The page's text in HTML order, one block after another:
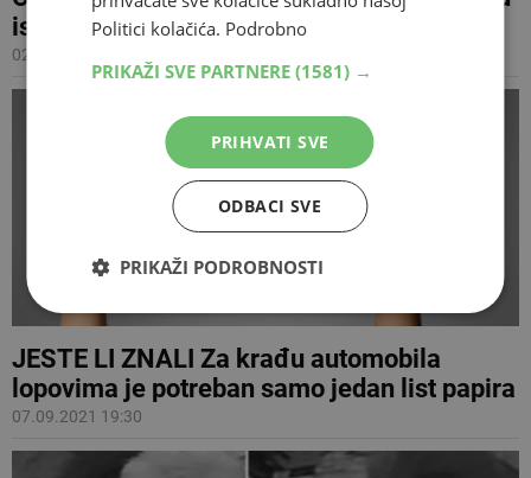
isto vrijeme
02.11.2021 13:45
JESTE LI ZNALI Za krađu automobila
lopovima je potreban samo jedan list papira
07.09.2021 19:30
Politici kolačića. Podrobno
PRIKAŽI SVE PARTNERE (1581) →
PRIHVATI SVE
ODBACI SVE
PRIKAŽI PODROBNOSTI